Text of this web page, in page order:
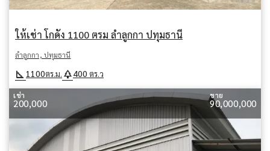
ให้เช่า โกดัง 1100 ตรม ลำลูกกา ปทุมธานี
ลำลูกกา, ปทุมธานี
square_foot 1100ตร.ม. park400 ตร.ว
เช่า
200,000
ขาย
90,000,000